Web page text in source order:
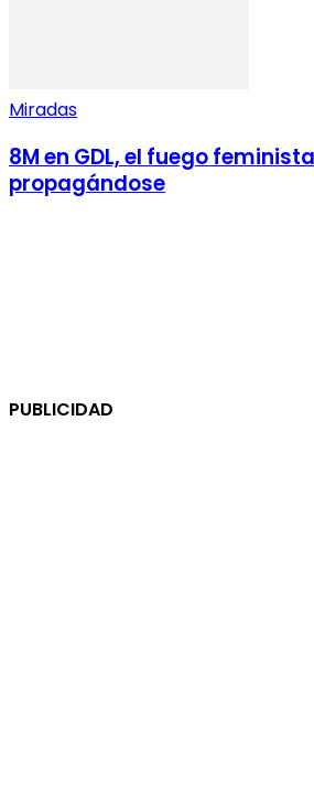
Miradas
8M en GDL, el fuego
propagándose
PUBLICIDAD